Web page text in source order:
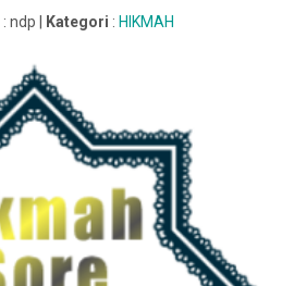
: ndp | Kategori : HIKMAH